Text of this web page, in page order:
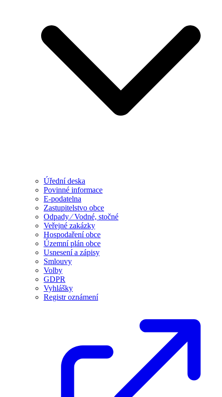
Úřední deska
Povinné informace
E-podatelna
Zastupitelstvo obce
Odpady ⁄ Vodné, stočné
Veřejné zakázky
Hospodaření obce
Územní plán obce
Usnesení a zápisy
Smlouvy
Volby
GDPR
Vyhlášky
Registr oznámení